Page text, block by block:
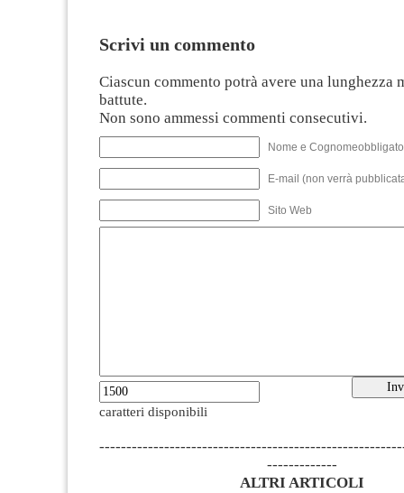
Scrivi un commento
Ciascun commento potrà avere una lunghezza
battute.
Non sono ammessi commenti consecutivi.
Nome e
E-mail (non verrà
Sito Web
caratteri disponibili
-------------
ALTRI ARTICOLI